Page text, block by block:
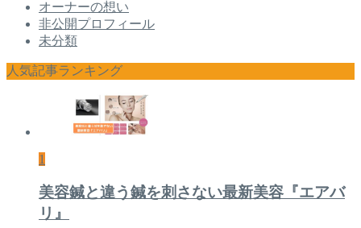
オーナーの想い
非公開プロフィール
未分類
人気記事ランキング
1
美容鍼と違う鍼を刺さない最新美容『エアバ
リ』